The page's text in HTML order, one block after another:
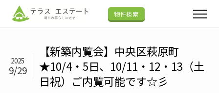
物件検索
【新築内覧会】中央区萩原町
★10/4・5日、10/11・12・13（土
日祝）ご内覧可能です☆彡
2025
9/29